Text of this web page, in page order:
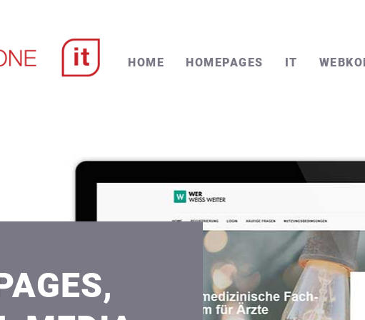
HOME HOMEPAGES IT
KONTAKT